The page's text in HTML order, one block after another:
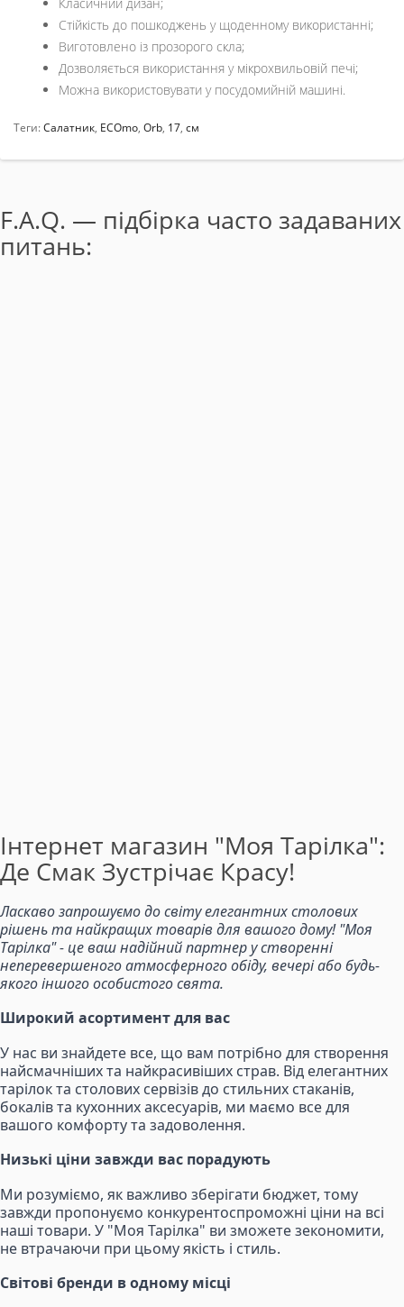
Стійкість до пошкоджень у щоденному використанні;
Виготовлено із прозорого скла;
Дозволяється використання у мікрохвильовій печі;
Можна використовувати у посудомийній машині.
Теги:Салатник, ECOmo, Orb, 17, см
F.A.Q. — підбірка часто задаваних
питань:
Інтернет магазин "Моя Тарілка":
Де Смак Зустрічає Красу!
Ласкаво запрошуємо до світу елегантних столових
рішень та найкращих товарів для вашого дому! "Моя
Тарілка" - це ваш надійний партнер у створенні
неперевершеного атмосферного обіду, вечері або будь-
якого іншого особистого свята.
Широкий асортимент для вас
У нас ви знайдете все, що вам потрібно для створення
найсмачніших та найкрасивіших страв. Від елегантних
тарілок та столових сервізів до стильних стаканів,
бокалів та кухонних аксесуарів, ми маємо все для
вашого комфорту та задоволення.
Низькі ціни завжди вас порадують
Ми розуміємо, як важливо зберігати бюджет, тому
завжди пропонуємо конкурентоспроможні ціни на всі
наші товари. У "Моя Тарілка" ви зможете зекономити,
не втрачаючи при цьому якість і стиль.
Світові бренди в одному місці